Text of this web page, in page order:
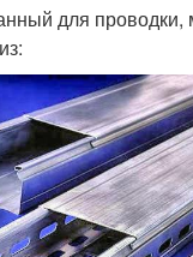
для проводки,